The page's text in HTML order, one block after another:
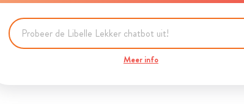
Meer info